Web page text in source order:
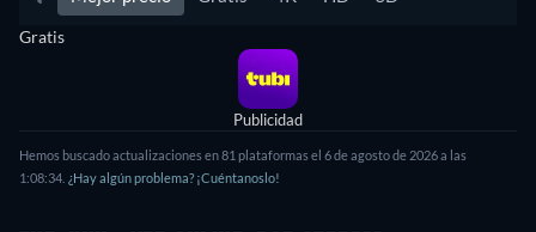
Gratis
Publicidad
Hemos buscado actualizaciones en 81 plataformas el 6 de agosto de 2026 a las
1:08:34. ¿Hay algún problema? ¡Cuéntanoslo!